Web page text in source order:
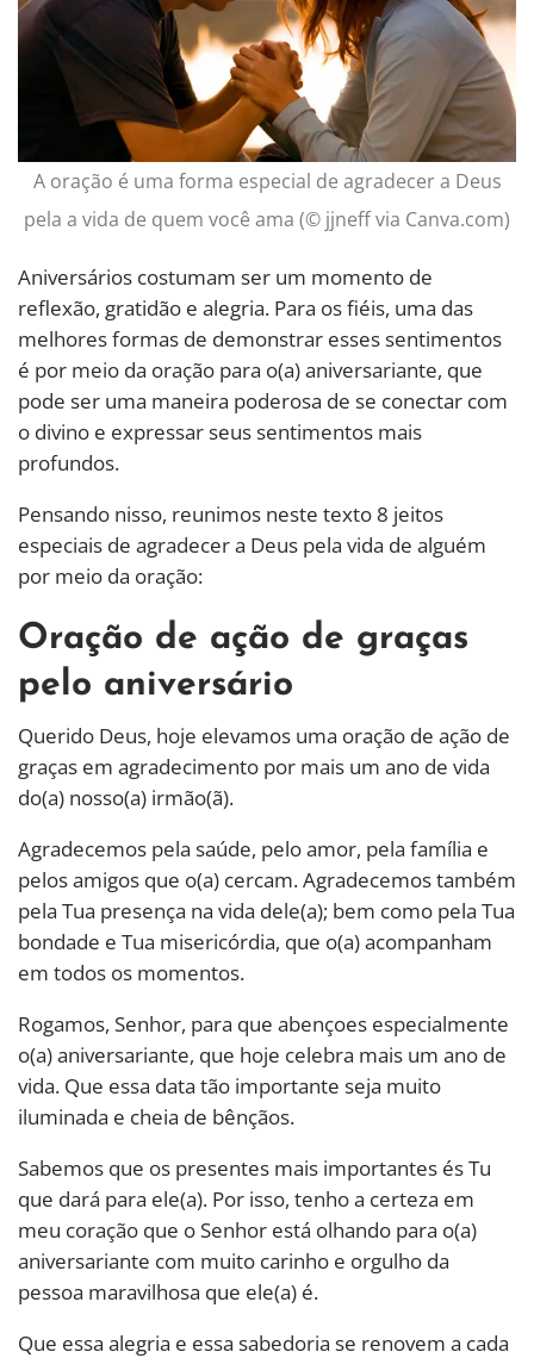
A oração é uma forma especial de agradecer a Deus
pela a vida de quem você ama (© jjneff via Canva.com)
Aniversários costumam ser um momento de
reflexão, gratidão e alegria. Para os fiéis, uma das
melhores formas de demonstrar esses sentimentos
é por meio da oração para o(a) aniversariante, que
pode ser uma maneira poderosa de se conectar com
o divino e expressar seus sentimentos mais
profundos.
Pensando nisso, reunimos neste texto 8 jeitos
especiais de agradecer a Deus pela vida de alguém
por meio da oração:
Oração de ação de graças
pelo aniversário
Querido Deus, hoje elevamos uma oração de ação de
graças em agradecimento por mais um ano de vida
do(a) nosso(a) irmão(ã).
Agradecemos pela saúde, pelo amor, pela família e
pelos amigos que o(a) cercam. Agradecemos também
pela Tua presença na vida dele(a); bem como pela Tua
bondade e Tua misericórdia, que o(a) acompanham
em todos os momentos.
Rogamos, Senhor, para que abençoes especialmente
o(a) aniversariante, que hoje celebra mais um ano de
vida. Que essa data tão importante seja muito
iluminada e cheia de bênçãos.
Sabemos que os presentes mais importantes és Tu
que dará para ele(a). Por isso, tenho a certeza em
meu coração que o Senhor está olhando para o(a)
aniversariante com muito carinho e orgulho da
pessoa maravilhosa que ele(a) é.
Que essa alegria e essa sabedoria se renovem a cada